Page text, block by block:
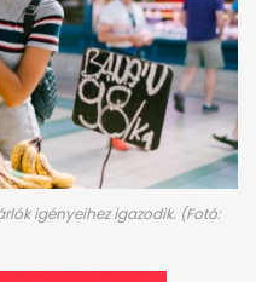
igényeihez igazodik. (Fotó: